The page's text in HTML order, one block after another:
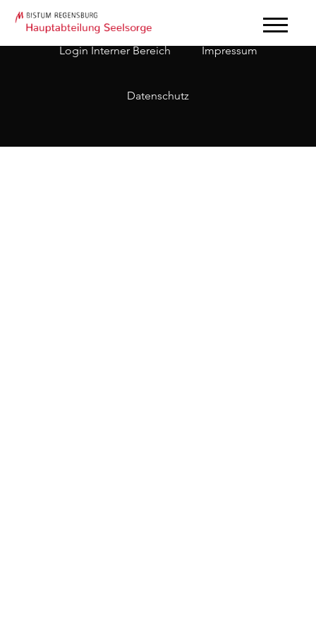
Login Interner Bereich Impressum
Datenschutz